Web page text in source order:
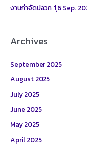
งานกำจัดปลวก 1ุ6 Sep.
Archives
September 2025
August 2025
July 2025
June 2025
May 2025
April 2025